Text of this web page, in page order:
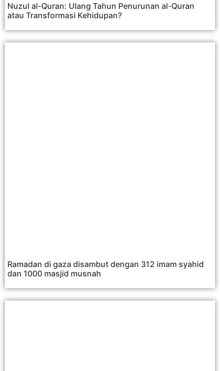
Nuzul al-Quran: Ulang Tahun Penurunan al-Quran
atau Transformasi Kehidupan?
Ramadan di gaza disambut dengan 312 imam syahid
dan 1000 masjid musnah